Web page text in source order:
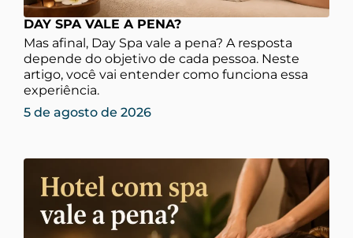
DAY SPA VALE A PENA?
Mas afinal, Day Spa vale a pena? A resposta
depende do objetivo de cada pessoa. Neste
artigo, você vai entender como funciona essa
experiência.
5 de agosto de 2026